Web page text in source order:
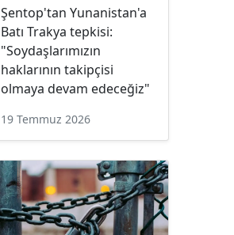
Şentop'tan Yunanistan'a
Batı Trakya tepkisi:
"Soydaşlarımızın
haklarının takipçisi
olmaya devam edeceğiz"
19 Temmuz 2026